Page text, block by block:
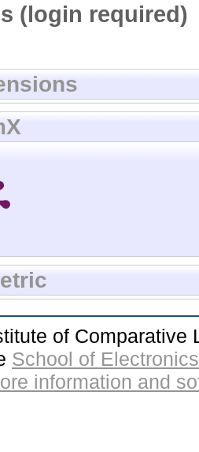
(login required)
of
School of
information and